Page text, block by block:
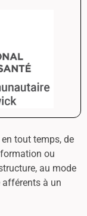
en tout temps, de
ou
au mode
à un